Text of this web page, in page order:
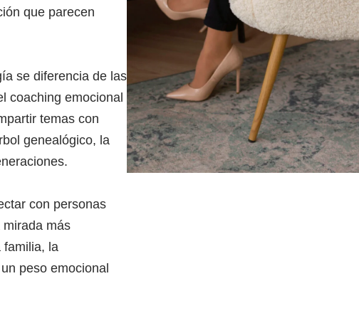
que parecen
se diferencia de las
coaching emocional
temas con
genealógico, la
con personas
más
familia, la
peso emocional